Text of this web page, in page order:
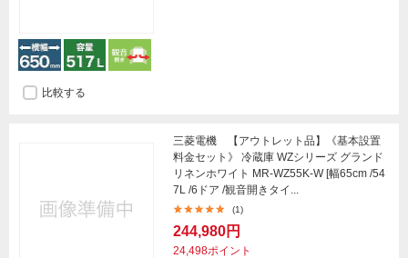
比較する
三菱電機 【アウトレット品】《基本設置
料金セット》 冷蔵庫 WZシリーズ グランド
リネンホワイト MR-WZ55K-W [幅65cm /54
7L /6ドア /観音開きタイ...
(1)
244,980円
24,498ポイント